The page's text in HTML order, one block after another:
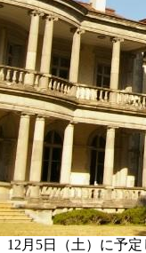
12月5日（土）に予